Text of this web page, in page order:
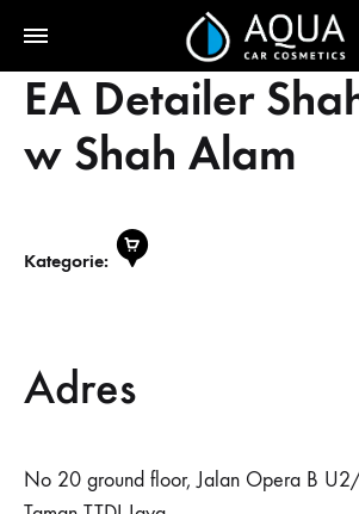
EA Detailer
w Shah Alam
Kategorie:
Adres
No 20 ground floor, Jalan Opera B